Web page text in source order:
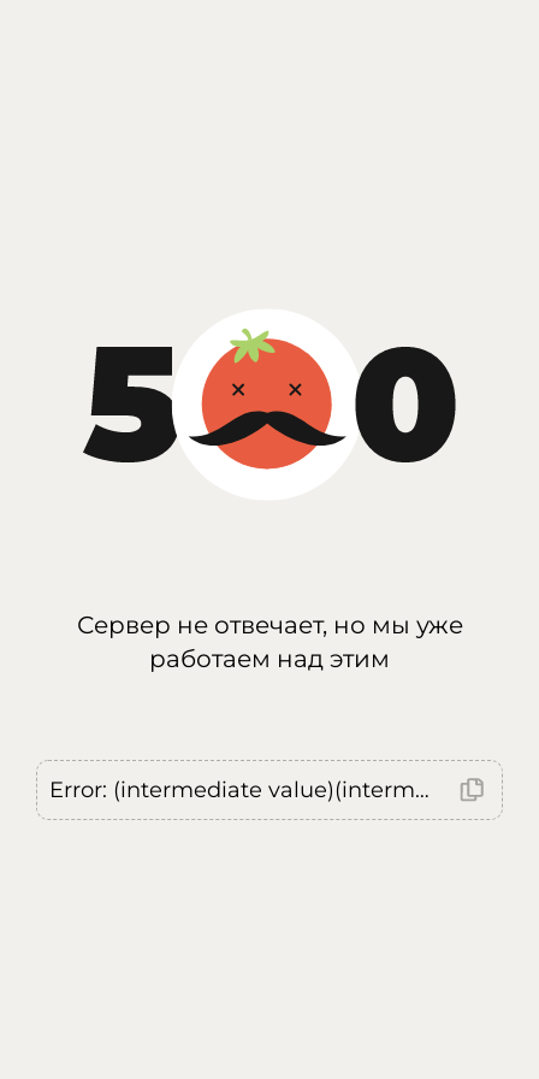
Сервер не отвечает, но мы уже
работаем над этим
Error: (intermediate value)(intermediate value)(intermediate value).replaceAll is not a function